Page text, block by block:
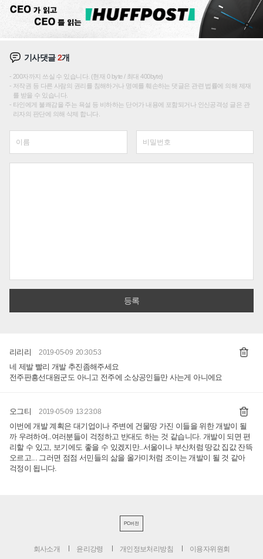
기사댓글2개
200자까지 쓰실 수 있습니다. (현재 0 byte / 최대 400byte)
저작권 등 다른 사람의 권리를 침해하거나 명예를 훼손하는 댓글은 관련 법률에 의해 제재
를 받을 수 있습니다.
타인에게 불쾌감을 주는 욕설 등 비하하는 단어가 내용에 포함되거나 인신공격성 글은 관
리자의 판단에 의해 삭제 합니다.
리리리 2019-05-09 20:30:53
네 제발 빨리 개발 추진좀해주세요
전주판흥선대원군도 아니고 전주에 소상공인들만 사는게 아니에요
오그티 2019-05-09 13:23:08
이번에 개발 계획은 대기업이나 주변에 건물땅 가진 이들을 위한 개발이 될
까 우려하여..여러분들이 걱정하고 반대도 하는 것 같습니다. 개발이 되면 편
리할 수 있고, 보기에도 좋을 수 있겠지만..서울이나 부산처럼 땅값 집값 잔뜩
오르고... 그러면 점점 서민들의 삶을 올가미처럼 조이는 개발이 될 것 같아
걱정이 됩니다.
PC버전
회사소개 윤리강령 개인정보처리방침 이용자위원회